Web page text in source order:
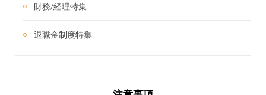
財務/経理特集
退職金制度特集